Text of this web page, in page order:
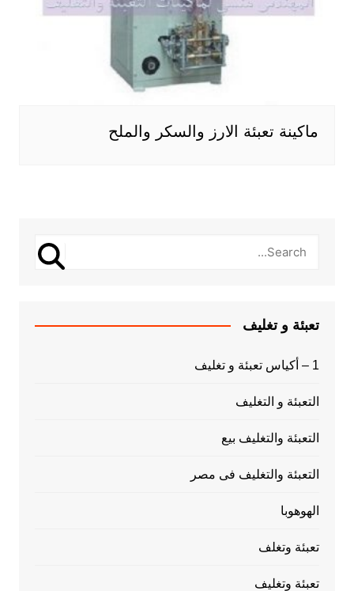
ماكينة تعبئة الارز والسكر والملح
تعبئة و تغليف
1 – أكياس تعبئة و تغليف
التعبئة و التغليف
التعبئة والتغليف بيع
التعبئة والتغليف فى مصر
الهوهوبا
تعبئة وتغلف
تعبئة وتغليف